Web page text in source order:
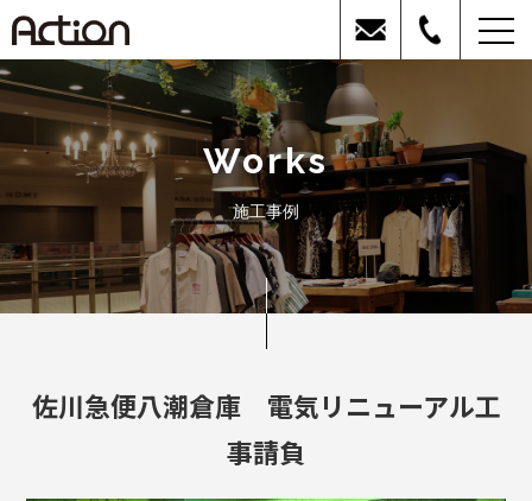
Works
施工事例
佐川急便八潮倉庫 電気リニューアル工
事請負